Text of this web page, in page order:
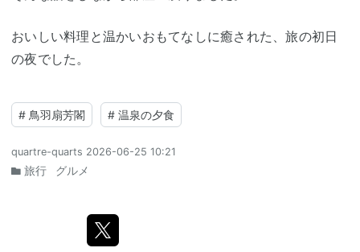
おいしい料理と温かいおもてなしに癒された、旅の初日
の夜でした。
# 鳥羽扇芳閣 # 温泉の夕食
quartre-quarts 2026-06-25 10:21
旅行 グルメ